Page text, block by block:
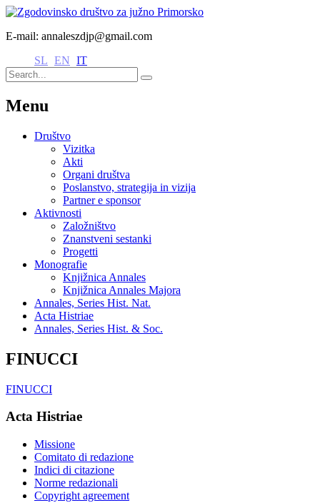
E-mail: annaleszdjp@gmail.com
SL EN IT
Menu
Društvo
Vizitka
Akti
Organi društva
Poslanstvo, strategija in vizija
Partner e sponsor
Aktivnosti
Založništvo
Znanstveni sestanki
Progetti
Monografie
Knjižnica Annales
Knjižnica Annales Majora
Annales, Series Hist. Nat.
Acta Histriae
Annales, Series Hist. & Soc.
FINUCCI
FINUCCI
Acta Histriae
Missione
Comitato di redazione
Indici di citazione
Norme redazionali
Copyright agreement